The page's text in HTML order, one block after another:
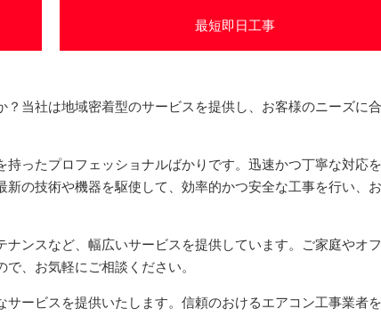
最短即日工事
当社は地域密着型のサービスを提供し、お客様のニーズに
ったプロフェッショナルばかりです。迅速かつ丁寧な対応
の技術や機器を駆使して、効率的かつ安全な工事を行い、
ンスなど、幅広いサービスを提供しています。ご家庭やオ
、お気軽にご相談ください。
ービスを提供いたします。信頼のおけるエアコン工事業者